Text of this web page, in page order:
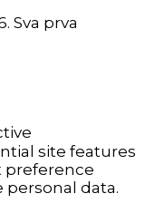
Sva prva
site features
preference
data.